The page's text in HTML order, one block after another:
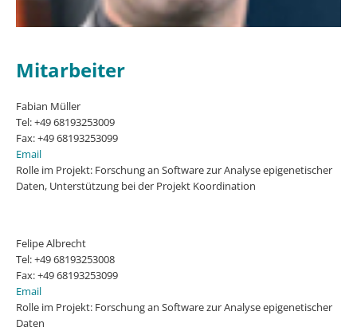
Mitarbeiter
Fabian Müller
Tel: +49 68193253009
Fax: +49 68193253099
Email
Rolle im Projekt: Forschung an Software zur Analyse epigenetischer
Daten, Unterstützung bei der Projekt Koordination
Felipe Albrecht
Tel: +49 68193253008
Fax: +49 68193253099
Email
Rolle im Projekt: Forschung an Software zur Analyse epigenetischer
Daten